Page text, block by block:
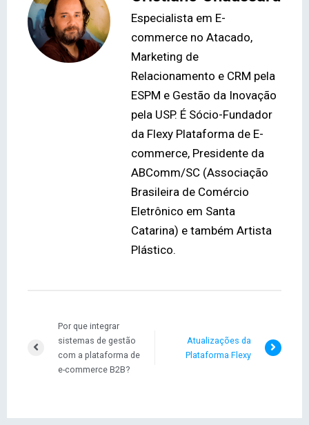
Especialista em E-
commerce no Atacado,
Marketing de
Relacionamento e CRM pela
ESPM e Gestão da Inovação
pela USP. É Sócio-Fundador
da Flexy Plataforma de E-
commerce, Presidente da
ABComm/SC (Associação
Brasileira de Comércio
Eletrônico em Santa
Catarina) e também Artista
Plástico.
Por que integrar
sistemas de gestão
com a plataforma de
e-commerce B2B?
Atualizações da
Plataforma Flexy